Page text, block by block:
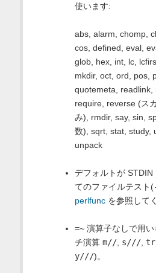
使います:
abs, alarm, chomp,
cos, defined, eval,
glob, hex, int, lc,
mkdir, oct, ord, pos,
quotemeta, readlink,
require, reverse (ス
み), rmdir, say, sin,
数), sqrt, stat, study,
unpack
デフォルトが STDIN
てのファイルテスト(
perlfuncを参照して
=~演算子なしで用い
チ演算 m//, s///,
y///)。